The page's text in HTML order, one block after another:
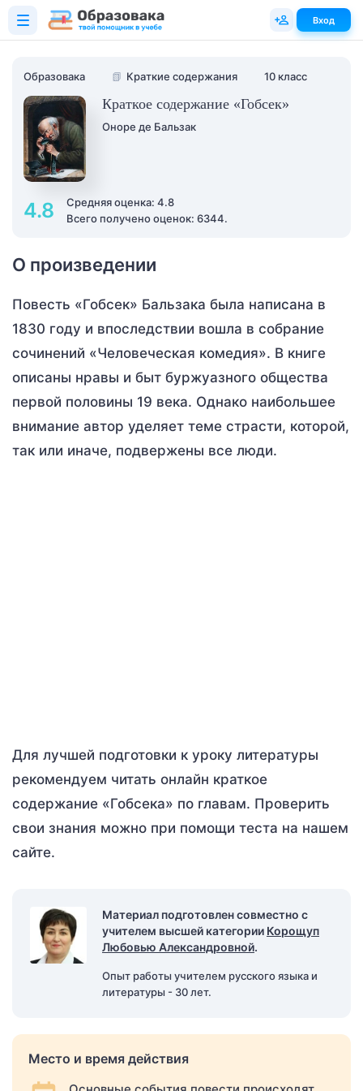
Образовака 📗 Краткие содержания 10 класс
Краткое содержание «Гобсек»
Оноре де Бальзак
4.8
Средняя оценка: 4.8
Всего получено оценок: 6344.
О произведении
Повесть «Гобсек» Бальзака была написана в
1830 году и впоследствии вошла в собрание
сочинений «Человеческая комедия». В книге
описаны нравы и быт буржуазного общества
первой половины 19 века. Однако наибольшее
внимание автор уделяет теме страсти, которой,
так или иначе, подвержены все люди.
Для лучшей подготовки к уроку литературы
рекомендуем читать онлайн краткое
содержание «Гобсека» по главам. Проверить
свои знания можно при помощи теста на нашем
сайте.
Материал подготовлен совместно с
учителем высшей категории Корощуп
Любовью Александровной.
Опыт работы учителем русского языка и
литературы - 30 лет.
Место и время действия
Вход